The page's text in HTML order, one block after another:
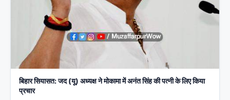
बिहार सियासत: जद (यू) अध्यक्ष ने मोकामा में अनंत सिंह की पत्नी के लिए किया
प्रचार